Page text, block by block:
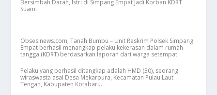
Bersimbah Darah, Istri di Simpang Empat Jadi Korban KDRT
Suami
Obsesinews.com, Tanah Bumbu – Unit Reskrim Polsek Simpang
Empat berhasil menangkap pelaku kekerasan dalam rumah
tangga (KDRT) berdasarkan laporan dari warga setempat.
Pelaku yang berhasil ditangkap adalah HMD (30), seorang
wiraswasta asal Desa Mekarpura, Kecamatan Pulau Laut
Tengah, Kabupaten Kotabaru.